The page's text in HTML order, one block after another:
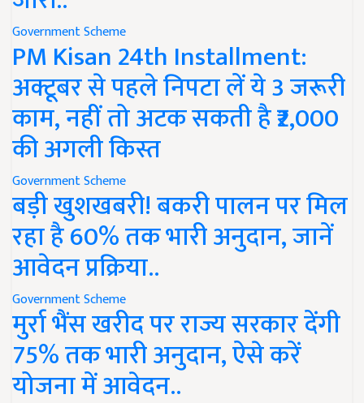
Government Scheme
PM Kisan 24th Installment:
अक्टूबर से पहले निपटा लें ये 3 जरूरी
काम, नहीं तो अटक सकती है ₹2,000
की अगली किस्त
Government Scheme
बड़ी खुशखबरी! बकरी पालन पर मिल
रहा है 60% तक भारी अनुदान, जानें
आवेदन प्रक्रिया..
Government Scheme
मुर्रा भैंस खरीद पर राज्य सरकार देंगी
75% तक भारी अनुदान, ऐसे करें
योजना में आवेदन..